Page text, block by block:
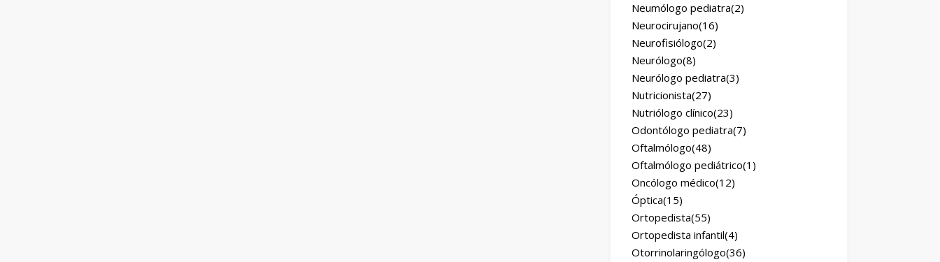
Neumólogo pediatra(2)
Neurocirujano(16)
Neurofisiólogo(2)
Neurólogo(8)
Neurólogo pediatra(3)
Nutricionista(27)
Nutriólogo clínico(23)
Odontólogo pediatra(7)
Oftalmólogo(48)
Oftalmólogo pediátrico(1)
Oncólogo médico(12)
Óptica(15)
Ortopedista(55)
Ortopedista infantil(4)
Otorrinolaringólogo(36)